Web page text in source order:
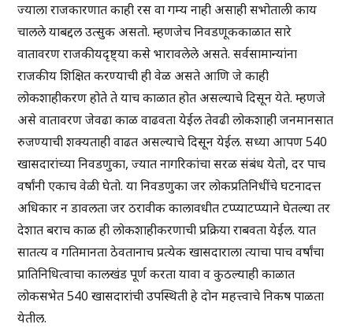
ज्याला राजकारणात काही रस वा गम्य नाही असाही सभोताली काय
चालले याबद्दल उत्सुक असतो. म्हणजेच निवडणूककाळात सारे
वातावरण राजकीयदृष्ट्या कसे भारावलेले असते. सर्वसामान्यांना
राजकीय शिक्षित करण्याची ही वेळ असते आणि जे काही
लोकशाहीकरण होते ते याच काळात होत असल्याचे दिसून येते. म्हणजे
असे वातावरण जेवढा काळ वाढवता येईल तेवढी लोकशाही जनमानसात
रुजण्याची शक्यताही वाढत असल्याचे दिसून येईल. सध्या आपण 540
खासदारांच्या निवडणुका, ज्यात नागरिकांचा सरळ संबंध येतो, दर पाच
वर्षांनी एकाच वेळी घेतो. या निवडणुका जर लोकप्रतिनिधींचे घटनादत्त
अधिकार न डावलता जर ठरावीक कालावधीत टप्प्याटप्प्याने घेतल्या तर
देशात बराच काळ ही लोकशाहीकरणाची प्रक्रिया राबवता येईल. यात
सातत्य व गतिमानता ठेवतानाच प्रत्येक खासदाराला त्याचा पाच वर्षांचा
प्रातिनिधित्वाचा कालखंड पूर्ण करता यावा व कुठल्याही काळात
लोकसभेत 540 खासदारांची उपस्थिती हे दोन महत्त्वाचे निकष पाळता
येतील.